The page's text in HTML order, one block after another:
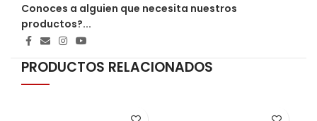
Conoces a alguien que necesita nuestros
productos?...
PRODUCTOS RELACIONADOS